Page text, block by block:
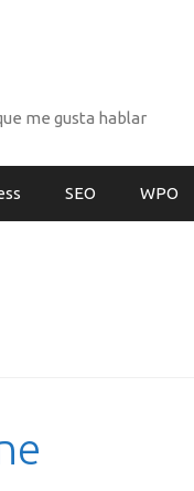
me gusta hablar
SEO WPO